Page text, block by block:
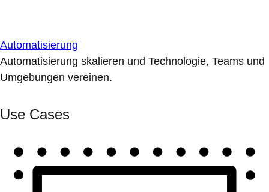
Automatisierung
Automatisierung skalieren und Technologie, Teams und
Umgebungen vereinen.
Use Cases